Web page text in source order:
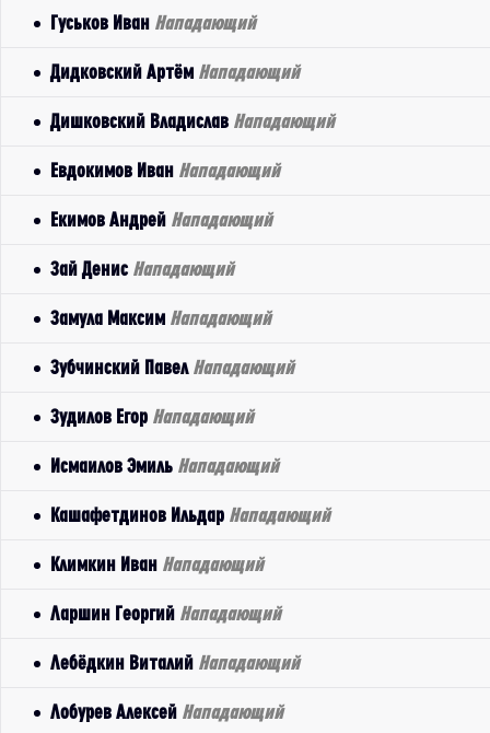
Гуськов Иван Нападающий
Дидковский Артём Нападающий
Дишковский Владислав Нападающий
Евдокимов Иван Нападающий
Екимов Андрей Нападающий
Зай Денис Нападающий
Замула Максим Нападающий
Зубчинский Павел Нападающий
Зудилов Егор Нападающий
Исмаилов Эмиль Нападающий
Кашафетдинов Ильдар Нападающий
Климкин Иван Нападающий
Ларшин Георгий Нападающий
Лебёдкин Виталий Нападающий
Лобурев Алексей Нападающий